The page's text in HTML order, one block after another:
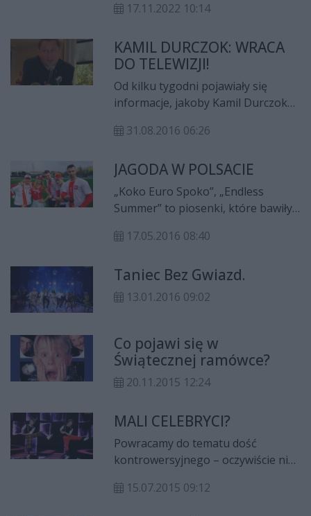
Domagała wraz ze swoją żoną,
pomysłodawcami produkcji.
17.11.2022 10:14
KAMIL DURCZOK: WRACA
DO TELEWIZJI!
Od kilku tygodni pojawiały się
informacje, jakoby Kamil Durczok
telewizji. Teraz dziennikarz
październiku zobaczymy, go jako
prowadzącego publicystyczny
program w Polsacie News.
31.08.2016 06:26
JAGODA W POLSACIE
„Koko Euro Spoko”, „Endless
Summer” to piosenki, które bawiły
w 2012 roku organizowanych w
wydał teledysk do piosenki „Lewy”.
Kompozycją zainteresowała się
17.05.2016 08:40
Taniec Bez Gwiazd.
13.01.2016 09:02
Co pojawi się w
Świątecznej ramówce?
20.11.2015 12:24
MALI CELEBRYCI?
Powracamy do tematu dość
kontrowersyjnego – oczywiście nie
płaszczyźnie mogącego być równie
15.07.2015 09:12